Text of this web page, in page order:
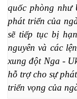
quốc phòng như
phát triển của
sẽ tiếp tục bị
nguyên và các
xung đột Nga -
hỗ trợ cho sự
triển vọng của